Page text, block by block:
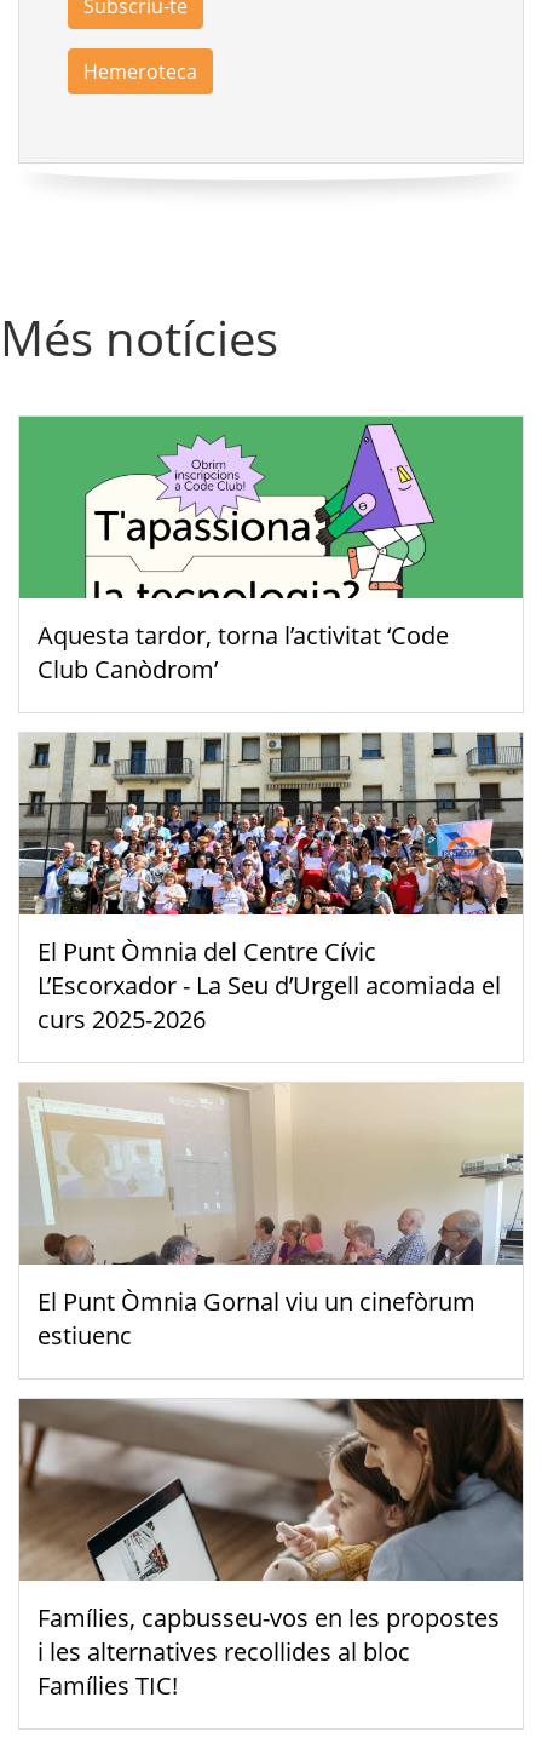
Subscriu-te
Hemeroteca
Més notícies
Aquesta tardor, torna l’activitat ‘Code
Club Canòdrom’
El Punt Òmnia del Centre Cívic
L’Escorxador - La Seu d’Urgell acomiada el
curs 2025-2026
El Punt Òmnia Gornal viu un cinefòrum
estiuenc
Famílies, capbusseu-vos en les propostes
i les alternatives recollides al bloc
Famílies TIC!